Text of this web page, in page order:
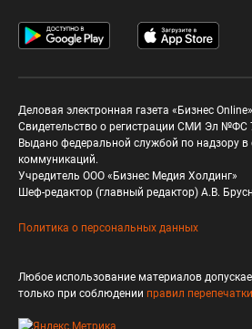
Деловая электронная газета «Бизнес
Свидетельство о регистрации СМИ Эл №ФС
Выдано федеральной службой по надзору
коммуникаций.
Учредитель ООО «Бизнес Медия Холдинг»
Шеф-редактор (главный редактор) А.В.
Политика о персональных данных
Любое использование материалов
только при соблюдении правил перепечатки